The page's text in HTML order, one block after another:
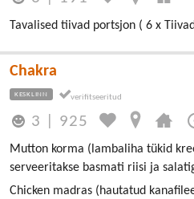
Tavalised tiivad portsjon ( 6 x
Chakra
KESKLINN
3 925
Mutton korma (lambaliha tükid
serveeritakse basmati riisi ja
Chicken madras (hautatud